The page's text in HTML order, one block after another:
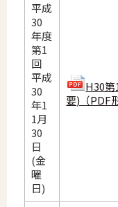
平成
30
年度
第1
回
平成
30
年1
1月
30
日
(金
曜
日)
H30
要)（PDF